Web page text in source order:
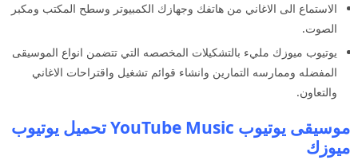
الاستماع الى الاغاني من هاتفك وجهازك الكمبيوتر وسطح المكتب ومكبر
الصوت.
يوتيوب ميوزك مليء بالتشكيلات المخصصه التي تتضمن انواع الموسيقى
المفضله وممارسه التمارين وانشاء قوائم تشغيل واقتراحات الاغاني
والتعاون.
موسيقى يوتيوب YouTube Music تحميل يوتيوب
ميوزك